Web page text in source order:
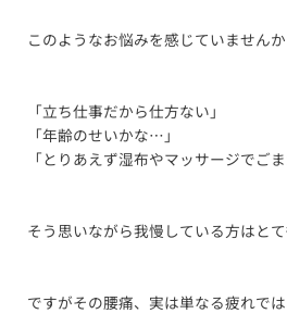
このようなお悩みを感じていませんか
「立ち仕事だから仕方ない」
「年齢のせいかな…」
「とりあえず湿布やマッサージでごま
そう思いながら我慢している方はとて
ですがその腰痛、実は単なる疲れでは